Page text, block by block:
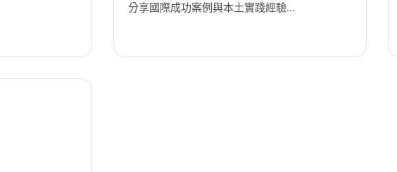
分享國際成功案例與本土實踐經驗...